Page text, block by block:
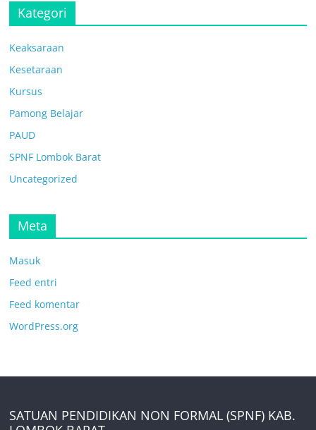
Kategori
Keaksaraan
Kesetaraan
Kursus
Pamong Belajar
PAUD
SPNF Lombok Barat
Uncategorized
Meta
Masuk
Feed entri
Feed komentar
WordPress.org
SATUAN PENDIDIKAN NON FORMAL (SPNF) KAB.